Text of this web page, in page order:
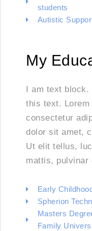
students
Autistic
My
I am text block.
this text. Lorem
consectetur
dolor sit amet,
Ut elit tellus,
mattis, pulvinar
Early
Spherion
Masters
Family